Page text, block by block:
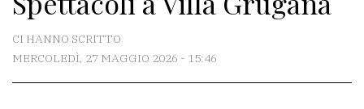
Associazioni
Meteo
CI HANNO SCRITTO
MERCOLEDÌ, 27 MAGGIO 2026 - 15:46